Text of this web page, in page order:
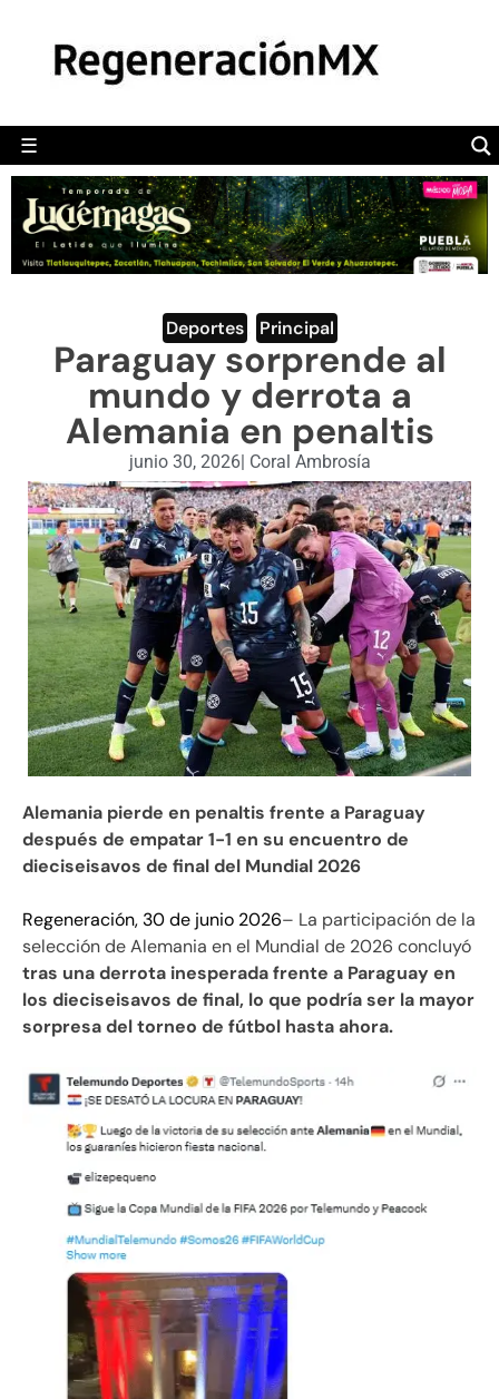
☰
POLÍTICA
CAMALEÓN
OPINIÓN
DEPORTES
ENGLISH SECTION
VIDEOS
Deportes Principal
Paraguay sorprende al
mundo y derrota a
Alemania en penaltis
junio 30, 2026| Coral Ambrosía
Alemania pierde en penaltis frente a Paraguay
después de empatar 1-1 en su encuentro de
dieciseisavos de final del Mundial 2026
Regeneración, 30 de junio 2026– La participación de la
selección de Alemania en el Mundial de 2026 concluyó
tras una derrota inesperada frente a Paraguay en
los dieciseisavos de final, lo que podría ser la mayor
sorpresa del torneo de fútbol hasta ahora.